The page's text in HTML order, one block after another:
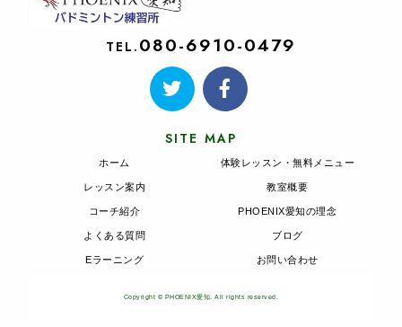
TEL. 080-6910-0479
SITE MAP
ホーム
レッスン案内
コーチ紹介
よくある質問
Eラーニング
体験レッスン・無料メニュー
教室概要
PHOENIX愛知の理念
ブログ
お問い合わせ
Copyright © PHOENIX愛知. All rights reserved.